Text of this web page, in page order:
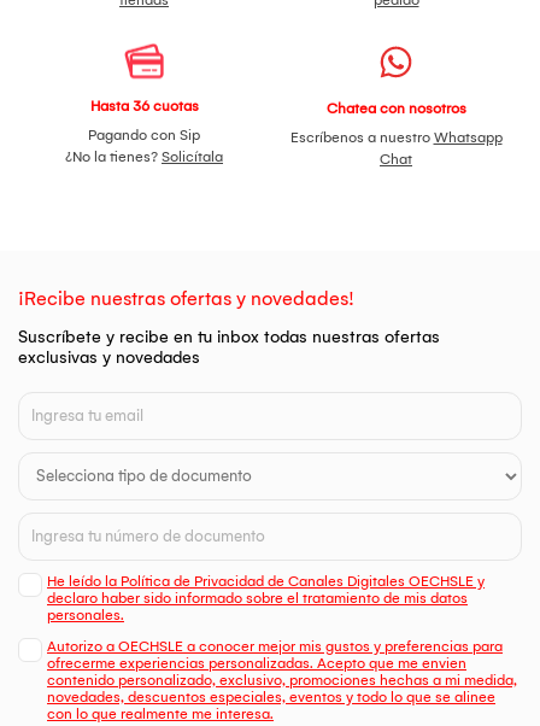
Hasta 36 cuotas
Pagando con Sip
¿No la tienes? Solicítala
Chatea con nosotros
Escríbenos a nuestro Whatsapp
Chat
¡Recibe nuestras ofertas y novedades!
Suscríbete y recibe en tu inbox todas nuestras ofertas
exclusivas y novedades
He leído la Política de Privacidad de Canales Digitales OECHSLE y
declaro haber sido informado sobre el tratamiento de mis datos
personales.
Autorizo a OECHSLE a conocer mejor mis gustos y preferencias para
ofrecerme experiencias personalizadas. Acepto que me envien
contenido personalizado, exclusivo, promociones hechas a mi medida,
novedades, descuentos especiales, eventos y todo lo que se alinee
con lo que realmente me interesa.